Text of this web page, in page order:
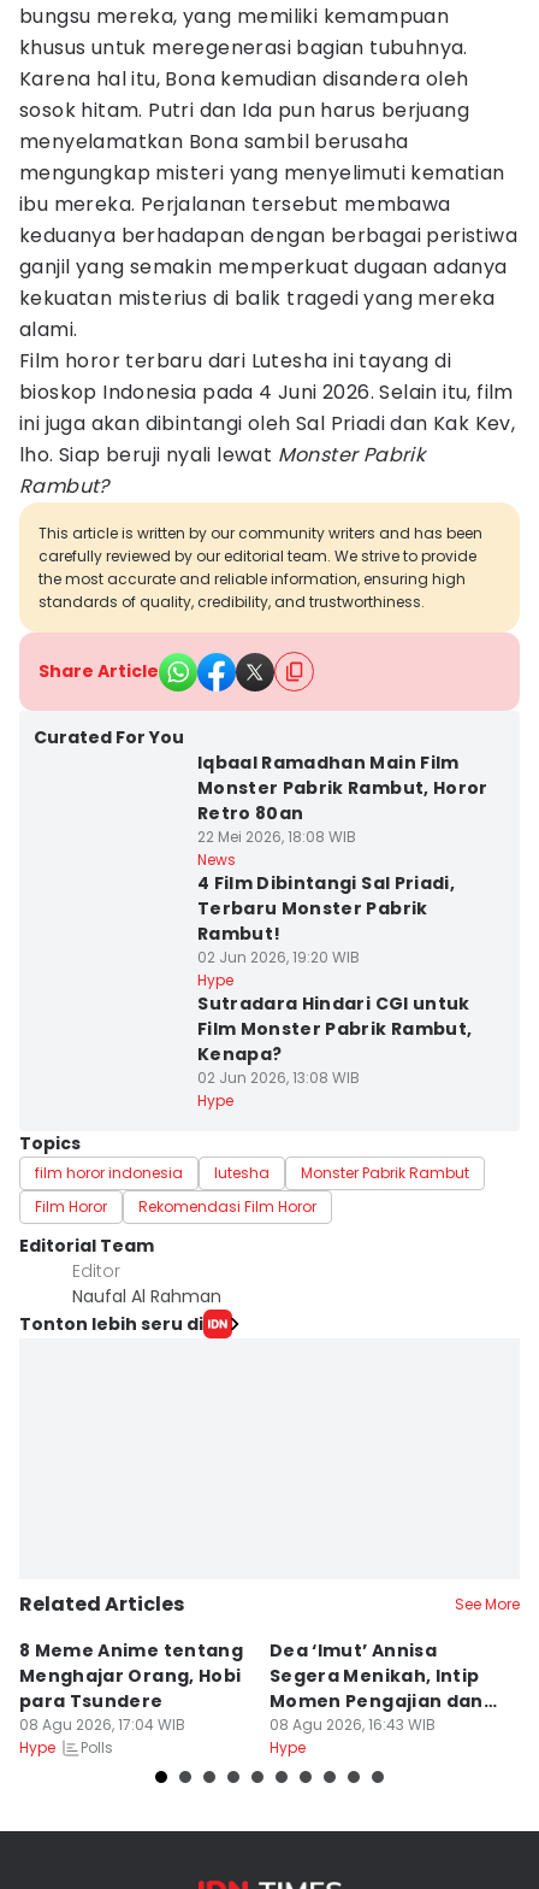
bungsu mereka, yang memiliki kemampuan
khusus untuk meregenerasi bagian tubuhnya.
Karena hal itu, Bona kemudian disandera oleh
sosok hitam. Putri dan Ida pun harus berjuang
menyelamatkan Bona sambil berusaha
mengungkap misteri yang menyelimuti kematian
ibu mereka. Perjalanan tersebut membawa
keduanya berhadapan dengan berbagai peristiwa
ganjil yang semakin memperkuat dugaan adanya
kekuatan misterius di balik tragedi yang mereka
alami.
Film horor terbaru dari Lutesha ini tayang di
bioskop Indonesia pada 4 Juni 2026. Selain itu, film
ini juga akan dibintangi oleh Sal Priadi dan Kak Kev,
lho. Siap beruji nyali lewat Monster Pabrik
Rambut?
This article is written by our community writers and has been
carefully reviewed by our editorial team. We strive to provide
the most accurate and reliable information, ensuring high
standards of quality, credibility, and trustworthiness.
Share Article
Curated For You
Iqbaal Ramadhan Main Film
Monster Pabrik Rambut, Horor
Retro 80an
22 Mei 2026, 18:08 WIB
News
4 Film Dibintangi Sal Priadi,
Terbaru Monster Pabrik
Rambut!
02 Jun 2026, 19:20 WIB
Hype
⁠Sutradara Hindari CGI untuk
Film Monster Pabrik Rambut,
Kenapa?
02 Jun 2026, 13:08 WIB
Hype
Topics
film horor indonesia lutesha
Monster Pabrik Rambut
Film Horor
Rekomendasi Film Horor
Editorial Team
Editor
Naufal Al Rahman
Tonton lebih seru di
Related Articles See More
8 Meme Anime tentang
Menghajar Orang, Hobi
para Tsundere
08 Agu 2026, 17:04 WIB
Hype
Polls
Dea ‘Imut’ Annisa
Segera Menikah, Intip
Momen Pengajian dan
Sungkeman
08 Agu 2026, 16:43 WIB
Hype